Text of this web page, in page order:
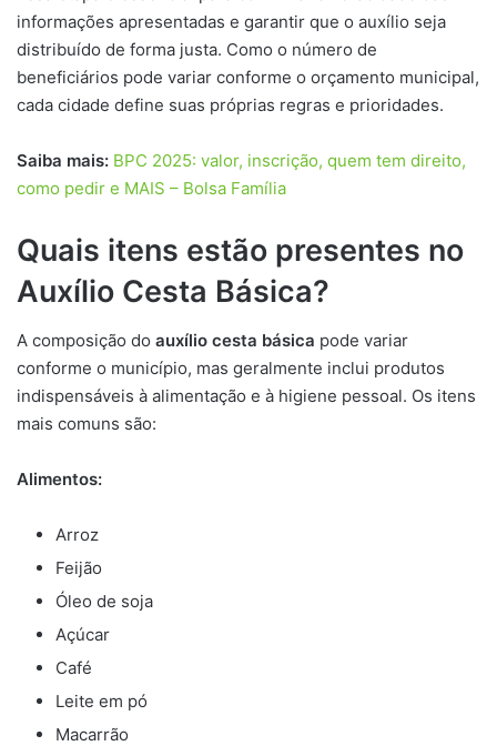
informações apresentadas e garantir que o auxílio seja
distribuído de forma justa. Como o número de
beneficiários pode variar conforme o orçamento municipal,
cada cidade define suas próprias regras e prioridades.
Saiba mais: BPC 2025: valor, inscrição, quem tem direito,
como pedir e MAIS – Bolsa Família
Quais itens estão presentes no
Auxílio Cesta Básica?
A composição do auxílio cesta básica pode variar
conforme o município, mas geralmente inclui produtos
indispensáveis à alimentação e à higiene pessoal. Os itens
mais comuns são:
Alimentos:
Arroz
Feijão
Óleo de soja
Açúcar
Café
Leite em pó
Macarrão